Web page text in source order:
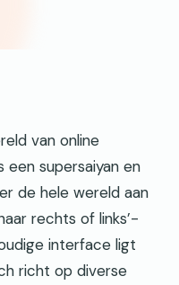
van online
een supersaiyan en
de hele wereld aan
rechts of links’-
interface ligt
richt op diverse